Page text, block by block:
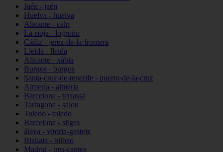
Jaén - jaén
Huelva - huelva
Alicante - calp
La-rioja - logroño
Cádiz - jerez-de-la-frontera
Lleida - lleida
Alicante - xàbia
Burgos - burgos
Santa-cruz-de-tenerife - puerto-de-la-cruz
Almería - almería
Barcelona - terrassa
Tarragona - salou
Toledo - toledo
Barcelona - sitges
álava - vitoria-gasteiz
Bizkaia - bilbao
Madrid - tres-cantos